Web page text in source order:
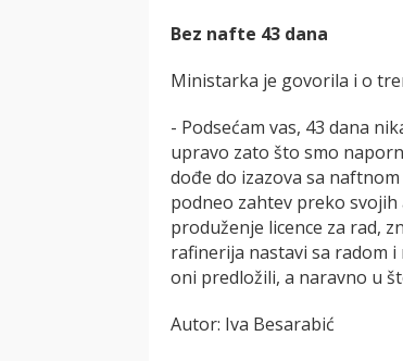
Bez nafte 43 dana
Ministarka je govorila i o
- Podsećam vas, 43 dana
upravo zato što smo
dođe do izazova sa
podneo zahtev preko svojih
produženje licence za rad,
rafinerija nastavi sa radom i
oni predložili, a naravno u
Autor: Iva Besarabić